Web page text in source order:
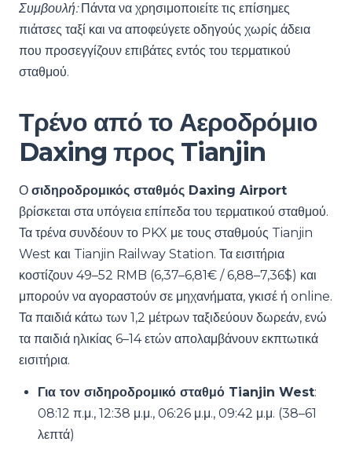
Συμβουλή:Πάντα να χρησιμοποιείτε τις επίσημες
πιάτσες ταξί και να αποφεύγετε οδηγούς χωρίς άδεια
που προσεγγίζουν επιβάτες εντός του τερματικού
σταθμού.
Τρένο από το Αεροδρόμιο
Daxing προς Tianjin
Ο σιδηροδρομικός σταθμός Daxing Airport
βρίσκεται στα υπόγεια επίπεδα του τερματικού σταθμού.
Τα τρένα συνδέουν το PKX με τους σταθμούς Tianjin
West και Tianjin Railway Station. Τα εισιτήρια
κοστίζουν 49–52 RMB (6,37–6,81€ / 6,88–7,36$) και
μπορούν να αγοραστούν σε μηχανήματα, γκισέ ή online.
Τα παιδιά κάτω των 1,2 μέτρων ταξιδεύουν δωρεάν, ενώ
τα παιδιά ηλικίας 6–14 ετών απολαμβάνουν εκπτωτικά
εισιτήρια.
Για τον σιδηροδρομικό σταθμό Tianjin West:
08:12 π.μ., 12:38 μ.μ., 06:26 μ.μ., 09:42 μ.μ. (38–61
λεπτά)